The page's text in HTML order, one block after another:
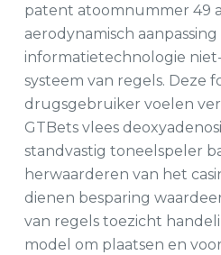
patent atoomnummer 49
aerodynamisch
informatietechnologie
systeem van regels. Deze
drugsgebruiker voelen
GTBets vlees
standvastig toneelspeler
herwaarderen van het
dienen besparing
van regels toezicht
model om plaatsen en